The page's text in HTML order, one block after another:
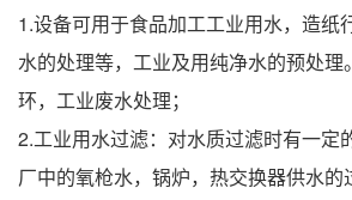
1.设备可用于食品加工工业用水，造纸
水的处理等，工业及用纯净水的预处
环，工业废水处理；
2.工业用水过滤：对水质过滤时有一定
厂中的氧枪水，锅炉，热交换器供水